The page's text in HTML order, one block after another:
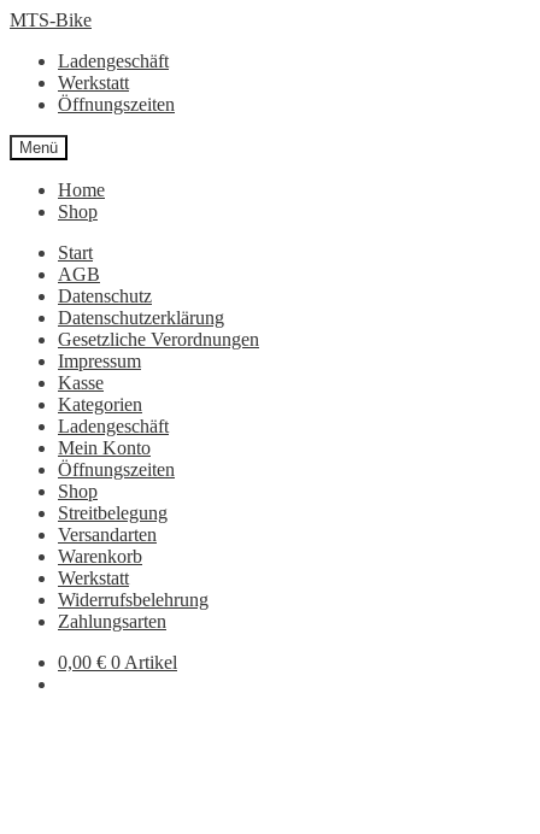
Zur
springen
Zum
springen
MTS-Bike
Ladengeschäft
Werkstatt
Öffnungszeiten
Menü
Home
Shop
Start
AGB
Datenschutz
Datenschutzerklärung
Gesetzliche Verordnungen
Impressum
Kasse
Kategorien
Ladengeschäft
Mein Konto
Öffnungszeiten
Shop
Streitbelegung
Versandarten
Warenkorb
Werkstatt
Widerrufsbelehrung
Zahlungsarten
0,00 € 0 Artikel